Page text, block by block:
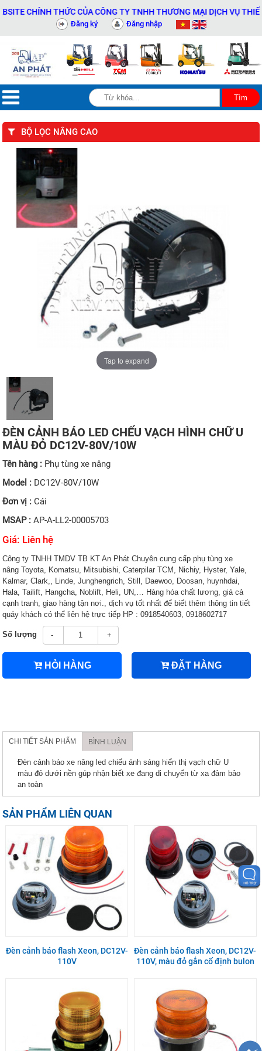
CHÍNH THỨC CỦA CÔNG TY TNHH THƯƠNG MẠI DỊCH VỤ THIẾT
Đăng ký Đăng nhập
BỘ LỌC NÂNG CAO
Tap to expand
ĐÈN CẢNH BÁO LED CHẾU VẠCH HÌNH CHỮ U
MÀU ĐỎ DC12V-80V/10W
Tên hàng : Phụ tùng xe nâng
Model : DC12V-80V/10W
Đơn vị :Cái
MSAP :AP-A-LL2-00005703
Giá: Liên hệ
Công ty TNHH TMDV TB KT An Phát Chuyên cung cấp phụ tùng xe
nâng Toyota, Komatsu, Mitsubishi, Caterpilar TCM, Nichiy, Hyster, Yale,
Kalmar, Clark,, Linde, Junghengrich, Still, Daewoo, Doosan, huynhdai,
Hala, Tailift, Hangcha, Noblift, Heli, UN,… Hàng hóa chất lương, giá cả
cạnh tranh, giao hàng tận nơi., dịch vụ tốt nhất để biết thêm thông tin tiết
quáy khách có thể liên hệ trực tiếp HP : 0918540603, 0918602717
Số lượng - +
HỎI HÀNG ĐẶT HÀNG
CHI TIẾT SẢN PHẨM BÌNH LUẬN
Đèn cảnh báo xe nâng led chiếu ánh sáng hiển thị vạch chữ U
màu đỏ dưới nền gúp nhận biết xe đang di chuyển từ xa đảm bảo
an toàn
SẢN PHẨM LIÊN QUAN
Đèn cảnh báo flash Xeon, DC12V-
110V
Đèn cảnh báo flash Xeon, DC12V-
110V, màu đỏ gắn cố định bulon